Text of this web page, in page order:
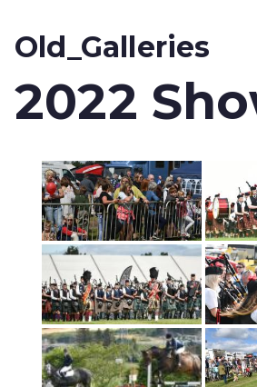
Old_Galleries
2022